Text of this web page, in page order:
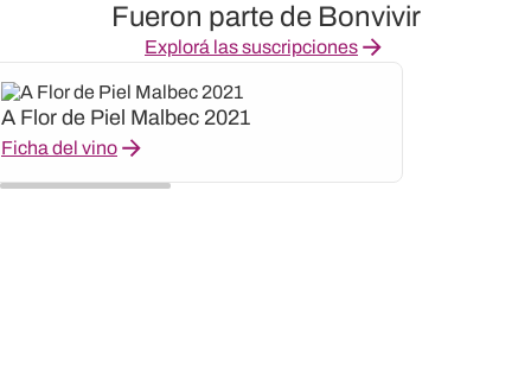
Fueron parte de Bonvivir
Explorá las suscripciones
A Flor de Piel Malbec 2021
Ficha del vino